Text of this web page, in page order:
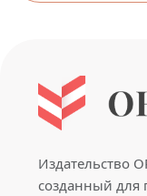
Издательство
созданный для